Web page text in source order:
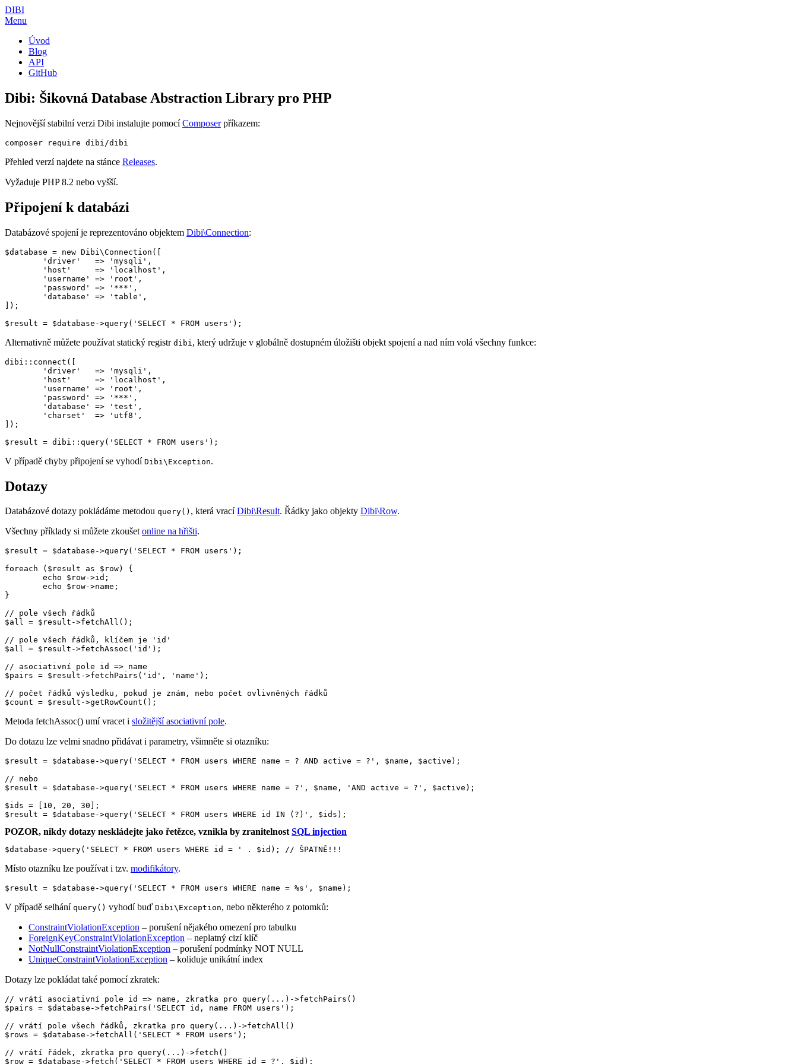
DIBI
Menu
Úvod
Blog
API
GitHub
Dibi: Šikovná Database Abstraction Library pro PHP
Nejnovější stabilní verzi Dibi instalujte pomocíComposerpříkazem:
Přehled verzí najdete na stánce Releases.
Vyžaduje PHP 8.2 nebo vyšší.
Připojení k databázi
Databázové spojení je reprezentováno objektem Dibi\Connection:
$database = new Dibi\Connection([
]);
Alternativně můžete používat statický registr dibi , který udržuje v globálně dostupném úložišti objekt spojení a nad ním volá všechny funkce:
dibi::connect([
]);
V případě chyby připojení se vyhodí Dibi\Exception.
Dotazy
Databázové dotazy pokládáme metodou query() , která vracíDibi\Result. Řádky jako objekty Dibi\Row.
Všechny příklady si můžete zkoušetonline na hřišti.
$result = $database->query('SELECT * FROM users');
foreach ($result as $row) {
}
// pole všech řádků
$all = $result->fetchAll();
// pole všech řádků, klíčem je 'id'
$all = $result->fetchAssoc('id');
// asociativní pole id => name
$pairs = $result->fetchPairs('id', 'name');
// počet řádků výsledku, pokud je znám, nebo počet ovlivněných řádků
Metoda fetchAssoc() umí vracet i složitější asociativní pole.
Do dotazu lze velmi snadno přidávat i parametry, všimněte si otazníku:
$result = $database->query('SELECT * FROM users WHERE name = ? AND active = ?', $name, $active);
// nebo
$result = $database->query('SELECT * FROM users WHERE name = ?', $name, 'AND active = ?', $active);
$ids = [10, 20, 30];
POZOR, nikdy dotazy neskládejte jako řetězce, vznikla by zranitelnostSQL injection
$database->query('SELECT * FROM users WHERE id = ' . $id); // ŠPATNĚ!!!
Místo otazníku lze používat i tzv. modifikátory.
V případě selhání query() vyhodí buď Dibi\Exception, nebo některého z potomků:
ConstraintViolationException – porušení nějakého omezení pro tabulku
ForeignKeyConstraintViolationException – neplatný cizí klíč
NotNullConstraintViolationException – porušení podmínky NOT NULL
UniqueConstraintViolationException – koliduje unikátní index
Dotazy lze pokládat také pomocí zkratek:
// vrátí asociativní pole id => name, zkratka pro query(...)->fetchPairs()
$pairs = $database->fetchPairs('SELECT id, name FROM users');
// vrátí pole všech řádků, zkratka pro query(...)->fetchAll()
$rows = $database->fetchAll('SELECT * FROM users');
// vrátí řádek, zkratka pro query(...)->fetch()
$row = $database->fetch('SELECT * FROM users WHERE id = ?', $id);